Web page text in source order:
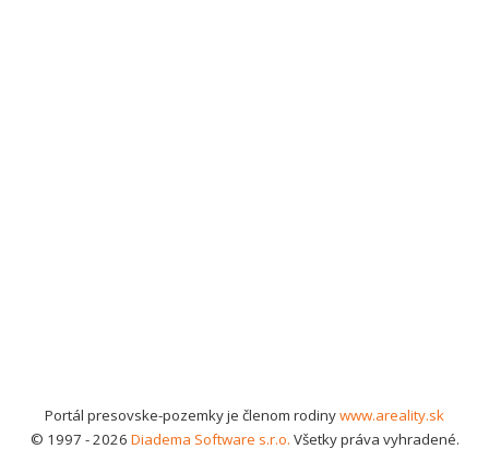
Portál presovske-pozemky je členom rodinywww.areality.sk
© 1997 - 2026 Diadema Software s.r.o. Všetky práva vyhradené.